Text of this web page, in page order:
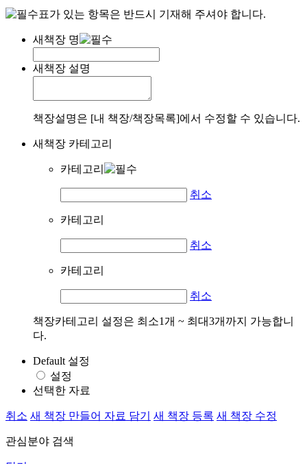
표가 있는 항목은 반드시 기재해 주셔야 합니다.
새책장 명
새책장 설명
책장설명은 [내 책장/책장목록]에서 수정할 수 있습니다.
새책장 카테고리
카테고리
취소
카테고리
취소
카테고리
취소
책장카테고리 설정은 최소1개 ~ 최대3개까지 가능합니
다.
Default 설정
설정
선택한 자료
취소 새 책장 만들어 자료 담기 새 책장 등록 새 책장 수정
관심분야 검색